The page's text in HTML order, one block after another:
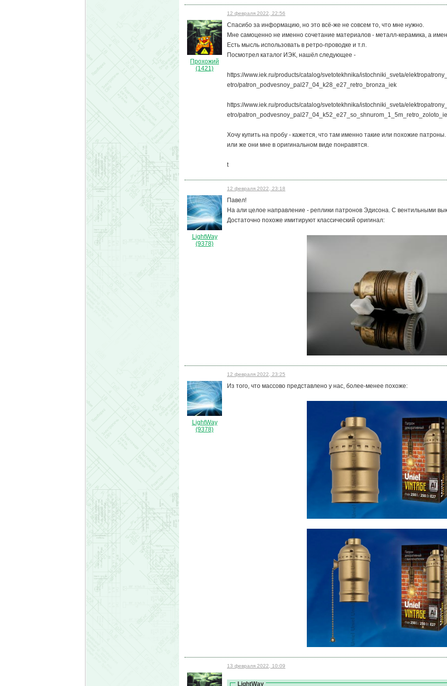
Прохожий
(1421)
12 февраля 2022, 22:56
Спасибо за информацию, но это всё-же не совсем то, что мне нужно.
Мне самоценно не именно сочетание материалов - металл-керамика, а
Есть мысль использовать в ретро-проводке и т.п.
Посмотрел каталог ИЭК, нашёл следующее -
https://www.iek.ru/products/catalog/svetotekhnika/istochniki_sveta/
etro/patron_podvesnoy_pal27_04_k28_e27_retro_bronza_iek
https://www.iek.ru/products/catalog/svetotekhnika/istochniki_sveta/
etro/
Хочу купить на пробу - кажется, что там именно такие или похожие
или же они мне в оригинальном виде понравятся.
t
LightWay
(9378)
12 февраля 2022, 23:18
Павел!
На али целое направление - реплики патронов Эдисона. С вентильными
Достаточно похоже имитируют классический оригинал:
LightWay
(9378)
12 февраля 2022, 23:25
Из того, что массово представлено у нас, более-менее похоже:
13 февраля 2022, 10:09
LightWay